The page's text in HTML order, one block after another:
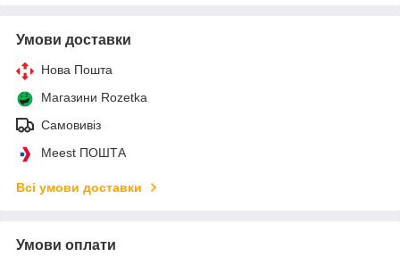
Умови доставки
Нова Пошта
Магазини Rozetka
Самовивіз
Meest ПОШТА
Всі умови доставки
Умови оплати